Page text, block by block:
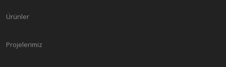
Ürünler
Projelerimiz